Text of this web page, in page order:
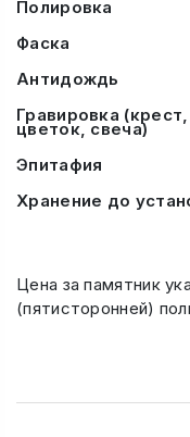
Полировка
Фаска
Антидождь
Гравировка (крест,
цветок, свеча)
Эпитафия
Хранение до
Цена за памятник
(пятисторонней)